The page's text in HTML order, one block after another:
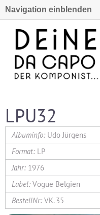
Navigation einblenden
LPU32
Udo Jürgens
LP
1976
Vogue Belgien
VK. 35